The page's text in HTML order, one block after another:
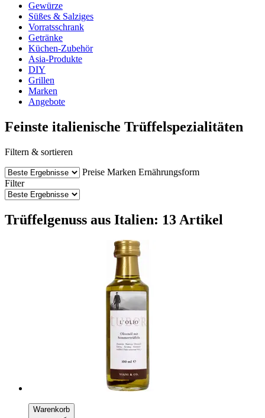
Gewürze
Süßes & Salziges
Vorratsschrank
Getränke
Küchen-Zubehör
Asia-Produkte
DIY
Grillen
Marken
Angebote
Feinste italienische Trüffelspezialitäten
Filtern & sortieren
Preise Marken Ernährungsform
Filter
Trüffelgenuss aus Italien: 13 Artikel
Warenkorb